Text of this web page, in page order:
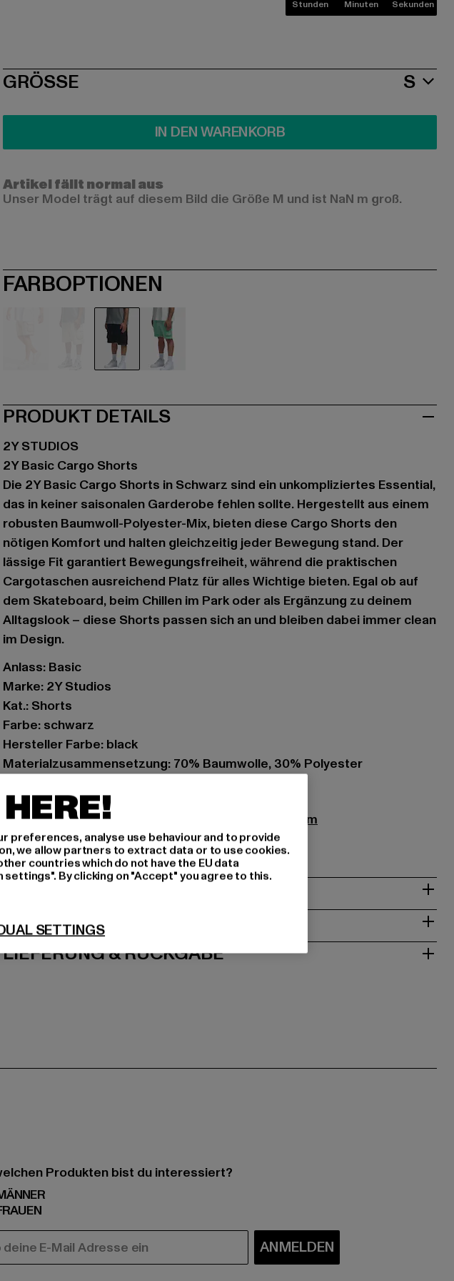
Stunden Minuten Sekunden
SIZE
GRÖSSE S
IN DEN WARENKORB
Artikel fällt normal aus
Unser Model trägt auf diesem Bild die Größe M und ist NaN m groß.
FARBOPTIONEN
PRODUKT DETAILS
2Y STUDIOS
2Y Basic Cargo Shorts
Die 2Y Basic Cargo Shorts in Schwarz sind ein unkompliziertes Essential,
das in keiner saisonalen Garderobe fehlen sollte. Hergestellt aus einem
robusten Baumwoll-Polyester-Mix, bieten diese Cargo Shorts den
nötigen Komfort und halten gleichzeitig jeder Bewegung stand. Der
lässige Fit garantiert Bewegungsfreiheit, während die praktischen
Cargotaschen ausreichend Platz für alles Wichtige bieten. Egal ob auf
dem Skateboard, beim Chillen im Park oder als Ergänzung zu deinem
Alltagslook – diese Shorts passen sich an und bleiben dabei immer clean
im Design.
Anlass: Basic
Marke: 2Y Studios
Kat.: Shorts
Farbe: schwarz
Hersteller Farbe: black
Materialzusammensetzung: 70% Baumwolle, 30% Polyester
Hersteller: 2Y Premium GmbH |
info@2y-studios.com
Hollefeldstraße 16 | 48282 Emsdetten | DE
GRÖSSE & PASSFORM
PFLEGEHINWEISE
LIEFERUNG & RÜCKGABE
Produkten bist du interessiert?
ANMELDEN
preferences, analyse use behaviour and to provide
we allow partners to extract data or to use cookies.
countries which do not have the EU data
By clicking on "Accept" you agree to this.
SETTINGS